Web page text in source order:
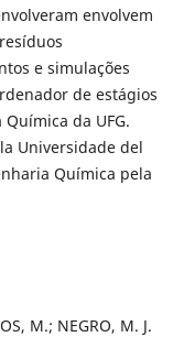
envolvem
e simulações
de estágios
da UFG.
Universidade del
Química pela
M.; NEGRO, M. J.